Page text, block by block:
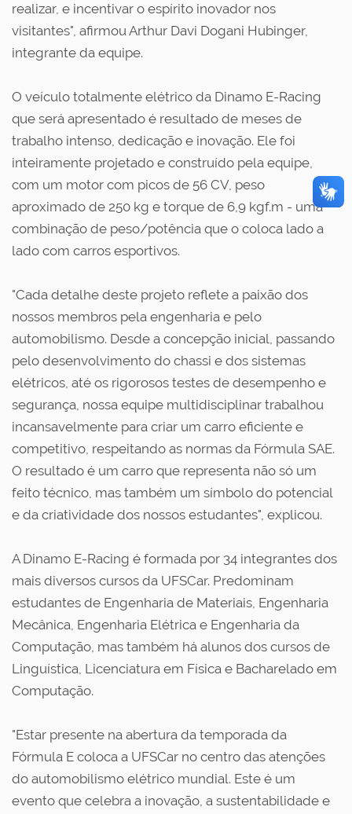
realizar, e incentivar o espírito inovador nos
visitantes", afirmou Arthur Davi Dogani Hubinger,
integrante da equipe.
O veículo totalmente elétrico da Dinamo E-Racing
que será apresentado é resultado de meses de
trabalho intenso, dedicação e inovação. Ele foi
inteiramente projetado e construído pela equipe,
com um motor com picos de 56 CV, peso
aproximado de 250 kg e torque de 6,9 kgf.m - uma
combinação de peso/potência que o coloca lado a
lado com carros esportivos.
"Cada detalhe deste projeto reflete a paixão dos
nossos membros pela engenharia e pelo
automobilismo. Desde a concepção inicial, passando
pelo desenvolvimento do chassi e dos sistemas
elétricos, até os rigorosos testes de desempenho e
segurança, nossa equipe multidisciplinar trabalhou
incansavelmente para criar um carro eficiente e
competitivo, respeitando as normas da Fórmula SAE.
O resultado é um carro que representa não só um
feito técnico, mas também um símbolo do potencial
e da criatividade dos nossos estudantes", explicou.
A Dinamo E-Racing é formada por 34 integrantes dos
mais diversos cursos da UFSCar. Predominam
estudantes de Engenharia de Materiais, Engenharia
Mecânica, Engenharia Elétrica e Engenharia da
Computação, mas também há alunos dos cursos de
Linguística, Licenciatura em Física e Bacharelado em
Computação.
"Estar presente na abertura da temporada da
Fórmula E coloca a UFSCar no centro das atenções
do automobilismo elétrico mundial. Este é um
evento que celebra a inovação, a sustentabilidade e